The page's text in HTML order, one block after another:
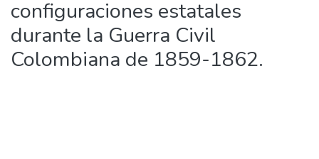
configuraciones estatales
durante la Guerra Civil
Colombiana de 1859-1862.